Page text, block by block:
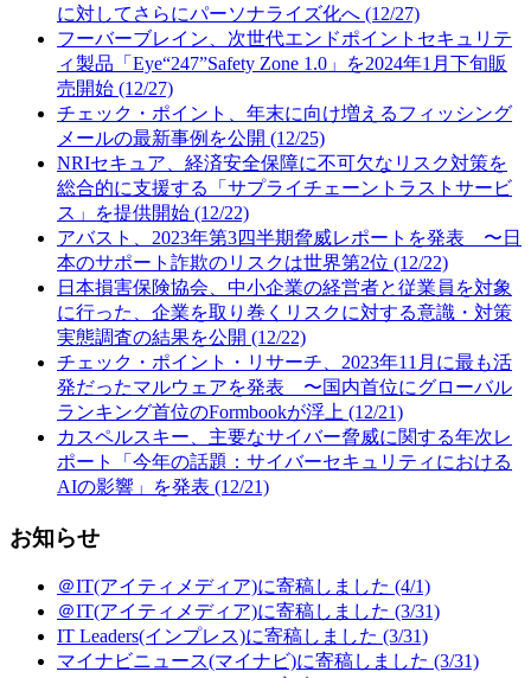
に対してさらにパーソナライズ化へ (12/27)
フーバーブレイン、次世代エンドポイントセキュリテ
ィ製品「Eye“247”Safety Zone 1.0」を2024年1月下旬販
売開始 (12/27)
チェック・ポイント、年末に向け増えるフィッシング
メールの最新事例を公開 (12/25)
NRIセキュア、経済安全保障に不可欠なリスク対策を
総合的に支援する「サプライチェーントラストサービ
ス」を提供開始 (12/22)
アバスト、2023年第3四半期脅威レポートを発表 〜日
本のサポート詐欺のリスクは世界第2位 (12/22)
日本損害保険協会、中小企業の経営者と従業員を対象
に行った、企業を取り巻くリスクに対する意識・対策
実態調査の結果を公開 (12/22)
チェック・ポイント・リサーチ、2023年11月に最も活
発だったマルウェアを発表 〜国内首位にグローバル
ランキング首位のFormbookが浮上 (12/21)
カスペルスキー、主要なサイバー脅威に関する年次レ
ポート「今年の話題：サイバーセキュリティにおける
AIの影響」を発表 (12/21)
お知らせ
＠IT(アイティメディア)に寄稿しました (4/1)
＠IT(アイティメディア)に寄稿しました (3/31)
IT Leaders(インプレス)に寄稿しました (3/31)
マイナビニュース(マイナビ)に寄稿しました (3/31)